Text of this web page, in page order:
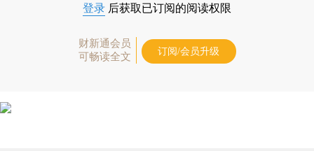
登录 后获取已订阅的阅读权限
财新通会员
可畅读全文
订阅/会员升级